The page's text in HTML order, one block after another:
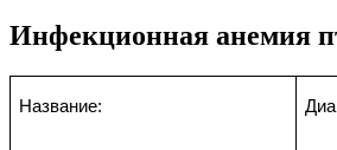
Инфекционная анемия
Название: